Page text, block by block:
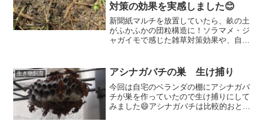
対策の効果を実感しました😊
新聞紙マルチを放置していたら、畝の土
がふかふかの団粒構造に！ソラマメ・ジ
ャガイモで感じた雑草対策効果や、自然
生き物飼育 アシナガバチの巣 生け捕り
今回は自宅のベランダの棚にアシナガバ
チが巣を作っていたので生け捕りにして
みました😄アシナガバチは比較的おとな